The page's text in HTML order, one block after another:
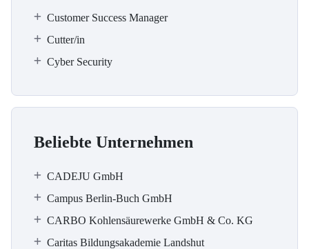
Customer Success Manager
Cutter/in
Cyber Security
Beliebte Unternehmen
CADEJU GmbH
Campus Berlin-Buch GmbH
CARBO Kohlensäurewerke GmbH & Co. KG
Caritas Bildungsakademie Landshut